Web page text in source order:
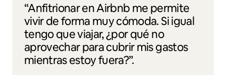
“Anfitrionar en Airbnb me permite
vivir de forma muy cómoda. Si igual
tengo que viajar, ¿por qué no
aprovechar para cubrir mis gastos
mientras estoy fuera?”.